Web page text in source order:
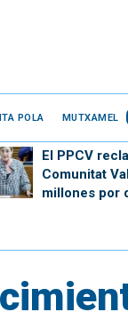
POLA MUTXAMEL
El PPCV
Comunitat
millones por